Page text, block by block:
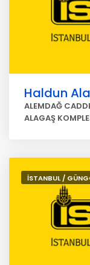
Haldun
ALEMDAĞ
ALAGAŞ
İSTANBUL /